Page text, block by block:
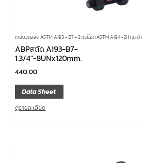
เกลียวตลอด ASTM A193 - B7 + 2 หัวน๊อต ASTM A194 -2H หุน ดำ
ABPสตัด A193-B7-
1.3/4″-8UNx120mm.
440.00
Data Sheet
ดูรายละเอียด